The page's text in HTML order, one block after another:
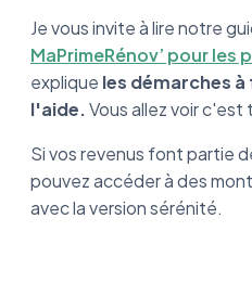
Je vous invite à lire notre
MaPrimeRénov’ pour les
explique les démarches
l'aide.Vous allez voir c'est
Si vos revenus font partie
pouvez accéder à des
avec la version sérénité.